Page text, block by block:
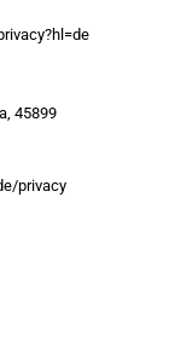
45899
privacy